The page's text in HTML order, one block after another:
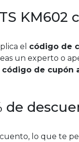
KM602
el código de
un experto o
código de cupón
de
lo que te